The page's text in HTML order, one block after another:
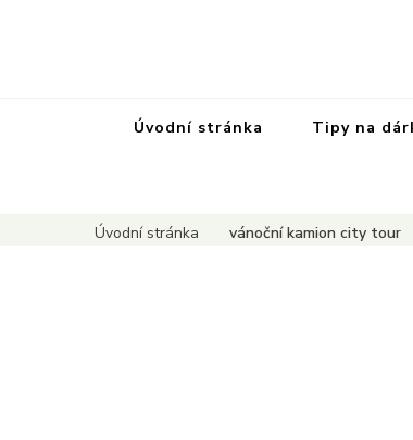
Úvodní stránka
Tipy na
Úvodní stránka vánoční kamion city tour